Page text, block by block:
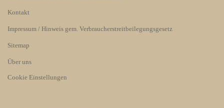
Kontakt
Impressum / Hinweis gem. Verbraucherstreitbeilegungsgesetz
Sitemap
Über uns
Cookie Einstellungen